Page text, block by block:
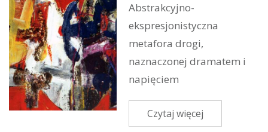
Abstrakcyjno-
ekspresjonistyczna
metafora drogi,
naznaczonej dramatem i
napięciem
Czytaj więcej